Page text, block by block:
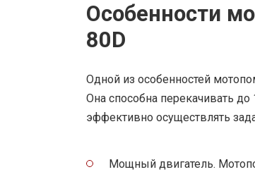
Особенности
80D
Одной из особенностей
Она способна перекачивать
эффективно осуществлять
Мощный двигатель.